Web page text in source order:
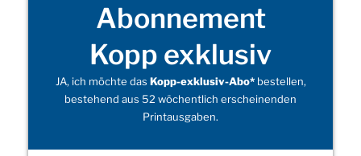
Abonnement
Kopp exklusiv
JA, ich möchte das Kopp-exklusiv-Abo*bestellen,
bestehend aus 52 wöchentlich erscheinenden
Printausgaben.